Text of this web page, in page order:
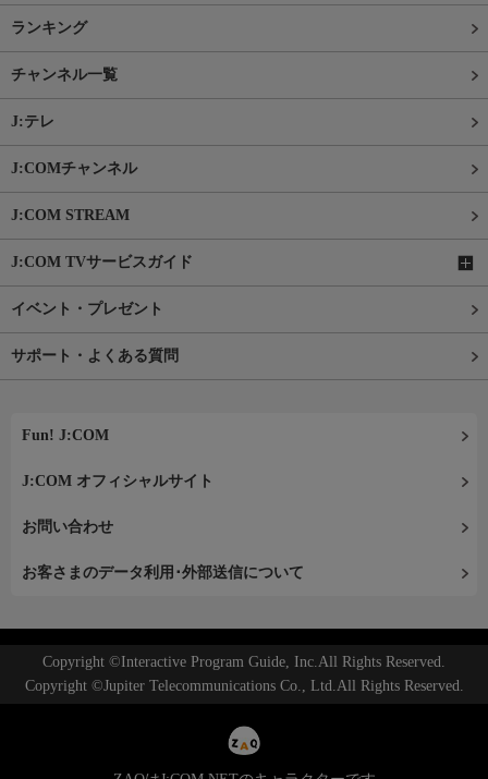
ランキング
チャンネル一覧
J:テレ
J:COMチャンネル
J:COM STREAM
J:COM TVサービスガイド
イベント・プレゼント
サポート・よくある質問
Fun! J:COM
J:COM オフィシャルサイト
お問い合わせ
お客さまのデータ利用･外部送信について
Copyright ©Interactive Program Guide, Inc.All Rights Reserved.
Copyright ©Jupiter Telecommunications Co., Ltd.All Rights Reserved.